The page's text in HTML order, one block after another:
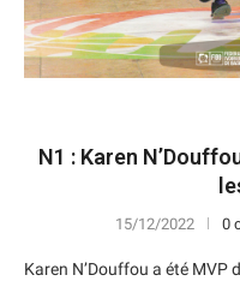
N1 : Karen
15/12/2022 0
Karen N’Douffou a été MVP